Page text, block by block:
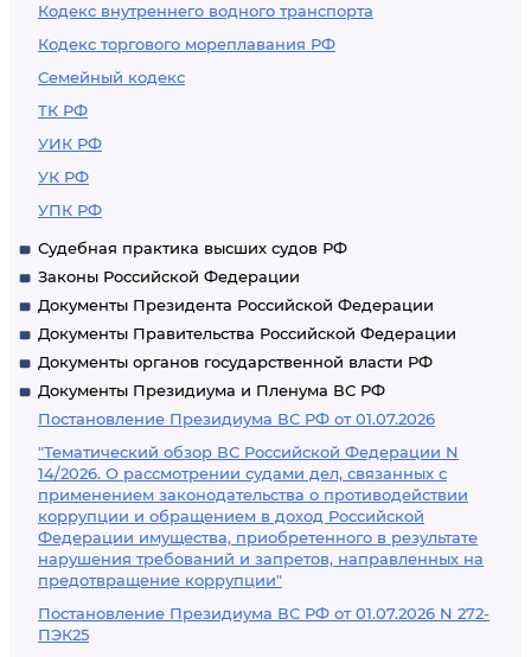
Кодекс внутреннего водного транспорта
Кодекс торгового мореплавания РФ
Семейный кодекс
ТК РФ
УИК РФ
УК РФ
УПК РФ
Судебная практика высших судов РФ
Законы Российской Федерации
Документы Президента Российской Федерации
Документы Правительства Российской Федерации
Документы органов государственной власти РФ
Документы Президиума и Пленума ВС РФ
Постановление Президиума ВС РФ от 01.07.2026
"Тематический обзор ВС Российской Федерации N
14/2026. О рассмотрении судами дел, связанных с
применением законодательства о противодействии
коррупции и обращением в доход Российской
Федерации имущества, приобретенного в результате
нарушения требований и запретов, направленных на
предотвращение коррупции"
Постановление Президиума ВС РФ от 01.07.2026 N 272-
ПЭК25